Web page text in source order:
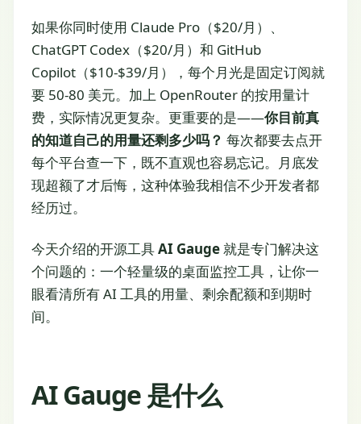
如果你同时使用 Claude Pro（$20/月）、
ChatGPT Codex（$20/月）和 GitHub
Copilot（$10-$39/月），每个月光是固定订阅就
要 50-80 美元。加上 OpenRouter 的按用量计
费，实际情况更复杂。更重要的是——你目前真
的知道自己的用量还剩多少吗？ 每次都要去点开
每个平台查一下，既不直观也容易忘记。月底发
现超额了才后悔，这种体验我相信不少开发者都
经历过。
今天介绍的开源工具AI Gauge就是专门解决这
个问题的：一个轻量级的桌面监控工具，让你一
眼看清所有 AI 工具的用量、剩余配额和到期时
间。
AI Gauge 是什么